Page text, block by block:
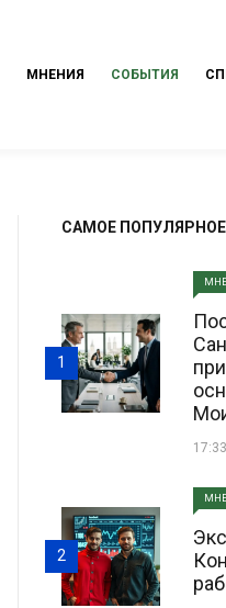
МНЕНИЯ СОБЫТИЯ
САМОЕ ПОПУЛЯРНОЕ
1
2